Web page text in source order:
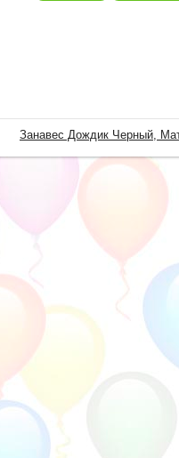
Занавес Дождик Черный,